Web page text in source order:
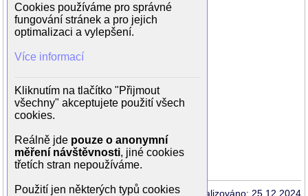
František Kovář (mastičkář Ferko)
Ludmila Swanová
Andrea Somorovská
Attila Bocsárszky
Martin Klincúch
Martin Grman
Zuzana Horanská
Dorota Hrnčiarova
.Přemysl Boublík (princ Albert - voice)
.Lenka Libjaková (Dalia - voice)
Aktualizováno: 25.12.2024
Cookies používáme pro správné
fungování stránek a pro jejich
optimalizaci a vylepšení.
Více informací
Kliknutím na tlačítko "Přijmout
všechny" akceptujete použití všech
cookies.
Reálně jde pouze o anonymní
měření návštěvnosti, jiné cookies
třetích stran nepoužíváme.
Použití jen některých typů cookies